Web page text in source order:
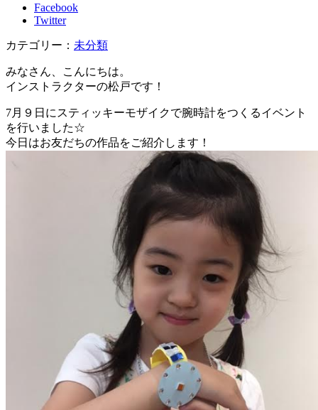
Facebook
Twitter
カテゴリー： 未分類
みなさん、こんにちは。
インストラクターの松戸です！
7月９日にスティッキーモザイクで腕時計をつくるイベント
を行いました☆
今日はお友だちの作品をご紹介します！